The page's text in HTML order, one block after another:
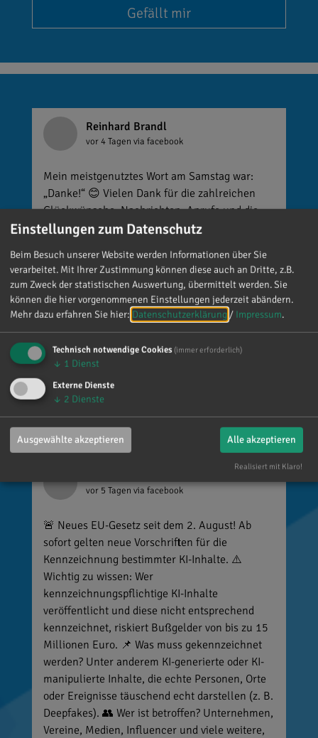
Gefällt mir
Reinhard Brandl
vor 4 Tagen via facebook
Mein meistgenutztes Wort am Samstag war:
„Danke!“ 😊 Vielen Dank für die zahlreichen
Glückwünsche, Nachrichten, Anrufe und die
vielen lieben Worte. Ich habe mich wirklich
ist alles andere als selbstverständlich, dass sich
so viele Menschen die Zeit nehmen, an einen zu
denken. Umso mehr weiß ich das zu schätzen.
vor 5 Tagen via facebook
🚨 Neues EU-Gesetz seit dem 2. August! Ab
sofort gelten neue Vorschriften für die
Kennzeichnung bestimmter KI-Inhalte. ⚠️
Wichtig zu wissen: Wer
kennzeichnungspflichtige KI-Inhalte
veröffentlicht und diese nicht entsprechend
kennzeichnet, riskiert Bußgelder von bis zu 15
Millionen Euro. 📌 Was muss gekennzeichnet
werden? Unter anderem KI-generierte oder KI-
manipulierte Inhalte, die echte Personen, Orte
oder Ereignisse täuschend echt darstellen (z. B.
Deepfakes). 👥 Wer ist betroffen? Unternehmen,
Vereine, Medien, Influencer und viele weitere,
Einstellungen zum Datenschutz
Beim Besuch unserer Website werden Informationen über Sie
verarbeitet. Mit Ihrer Zustimmung können diese auch an Dritte, z.B.
zum Zweck der statistischen Auswertung, übermittelt werden. Sie
können die hier vorgenommenen Einstellungen jederzeit abändern.
Mehr dazu erfahren Sie hier: Datenschutzerklärung / Impressum.
Technisch notwendige Cookies (immer erforderlich)
↓ 1 Dienst
Externe Dienste
↓ 2 Dienste
Ausgewählte akzeptieren Alle akzeptieren
Realisiert mit Klaro!